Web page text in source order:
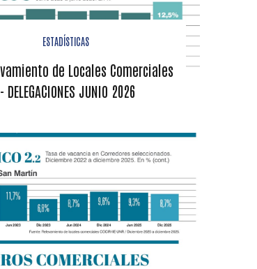
ESTADÍSTICAS
de Locales Comerciales
- DELEGACIONES JUNIO 2026